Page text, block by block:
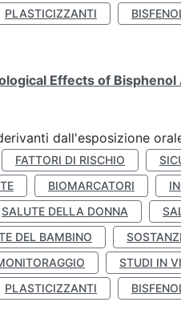
PLASTICIZZANTI
Effects of Bisphenol
dall'esposizione
FATTORI DI RISCHIO
BIOMARCATORI
SALUTE DELLA DONNA
DEL BAMBINO
STUDI IN
PLASTICIZZANTI